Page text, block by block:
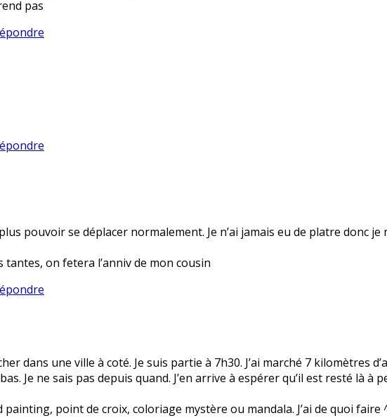
pas
pouvoir se déplacer normalement. Je n’ai jamais eu de platre donc je
tantes, on fetera l’anniv de mon cousin
dans une ville à coté. Je suis partie à 7h30. J’ai marché 7 kilomètres
Je ne sais pas depuis quand. J’en arrive à espérer qu’il est resté là à
point de croix, coloriage mystère ou mandala. J’ai de quoi